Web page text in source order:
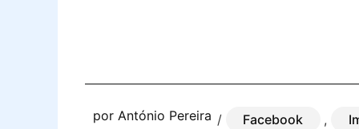
porAntónio Pereira / Facebook ,